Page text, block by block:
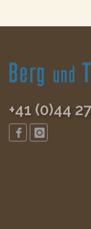
+41 (0)44